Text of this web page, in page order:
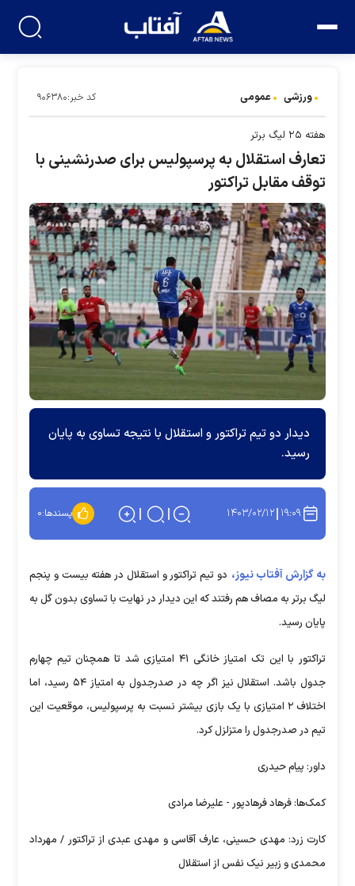
ورزشی عمومی کد خبر:۹۰۶۳۸۰
هفته ۲۵ لیگ برتر
تعارف استقلال به پرسپولیس برای صدرنشینی با
توقف مقابل تراکتور
دیدار دو تیم تراکتور و استقلال با نتیجه تساوی به پایان
رسید.
۱۹:۰۹ ۱۴۰۳/۰۲/۱۲ پسندها:۰
به گزارش آفتاب نیوز، دو تیم تراکتور و استقلال در هفته بیست و پنجم
لیگ برتر به مصاف هم رفتند که این دیدار در نهایت با تساوی بدون گل به
پایان رسید.
تراکتور با این تک امتیاز خانگی ۴۱ امتیازی شد تا همچنان تیم چهارم
جدول باشد. استقلال نیز اگر چه در صدرجدول به امتیاز ۵۴ رسید، اما
اختلاف ۲ امتیازی با یک بازی بیشتر نسبت به پرسپولیس، موقعیت این
تیم در صدرجدول را متزلزل کرد.
داور: پیام حیدری
کمک‌ها: فرهاد فرهادپور - علیرضا مرادی
کارت زرد: مهدی حسینی، عارف آقاسی و مهدی عبدی از تراکتور / مهرداد
محمدی و زبیر نیک نفس از استقلال